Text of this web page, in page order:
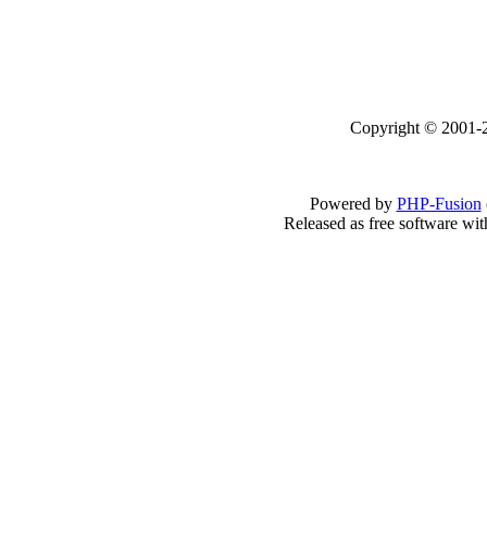
Copyright © 2001-
Powered by PHP-Fusion
Released as free software